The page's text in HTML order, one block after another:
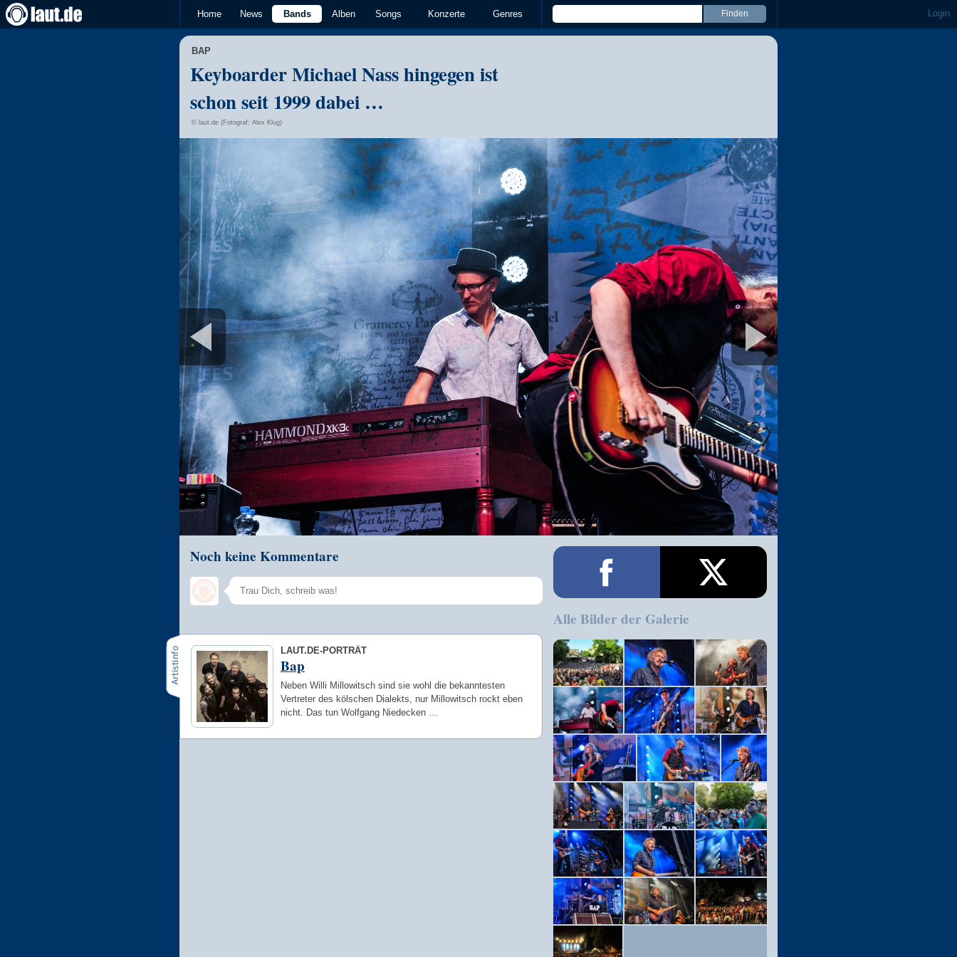
Home News Bands Alben Songs Konzerte Genres Login
BAP
Keyboarder Michael Nass hingegen ist
schon seit 1999 dabei …
© laut.de (Fotograf: Alex Klug)
Noch keine Kommentare
LAUT.DE-PORTRÄT
Bap
Neben Willi Millowitsch sind sie wohl die bekanntesten
Vertreter des kölschen Dialekts, nur Millowitsch rockt eben
nicht. Das tun Wolfgang Niedecken …
Alle Bilder der Galerie